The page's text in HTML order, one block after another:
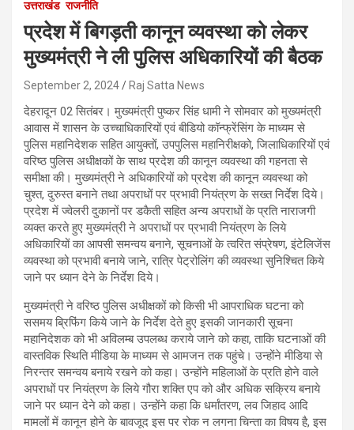
उत्तराखंड राजनीति
प्रदेश में बिगड़ती कानून व्यवस्था को लेकर
मुख्यमंत्री ने ली पुलिस अधिकारियों की बैठक
September 2, 2024 Raj Satta News
देहरादून 02 सितंबर। मुख्यमंत्री पुष्कर सिंह धामी ने सोमवार को मुख्यमंत्री
आवास में शासन के उच्चाधिकारियों एवं बीडियो कॉन्फ्रेंसिंग के माध्यम से
पुलिस महानिदेशक सहित आयुक्तों, उपपुलिस महानिरीक्षको, जिलाधिकारियों एवं
वरिष्ठ पुलिस अधीक्षकों के साथ प्रदेश की कानून व्यवस्था की गहनता से
समीक्षा की। मुख्यमंत्री ने अधिकारियों को प्रदेश की कानून व्यवस्था को
चुश्त, दुरुस्त बनाने तथा अपराधों पर प्रभावी नियंत्रण के सख्त निर्देश दिये।
प्रदेश में ज्वेलरी दुकानों पर डकैती सहित अन्य अपराधों के प्रति नाराजगी
व्यक्त करते हुए मुख्यमंत्री ने अपराधों पर प्रभावी नियंत्रण के लिये
अधिकारियों का आपसी समन्वय बनाने, सूचनाओं के त्वरित संप्रेषण, इंटेलिजेंस
व्यवस्था को प्रभावी बनाये जाने, रात्रि पेट्रोलिंग की व्यवस्था सुनिश्चित किये
जाने पर ध्यान देने के निर्देश दिये।
मुख्यमंत्री ने वरिष्ठ पुलिस अधीक्षकों को किसी भी आपराधिक घटना को
ससमय ब्रिफिंग किये जाने के निर्देश देते हुए इसकी जानकारी सूचना
महानिदेशक को भी अविलम्ब उपलब्ध कराये जाने को कहा, ताकि घटनाओं की
वास्तविक स्थिति मीडिया के माध्यम से आमजन तक पहुंचे। उन्होंने मीडिया से
निरन्तर समन्वय बनाये रखने को कहा। उन्होंने महिलाओं के प्रति होने वाले
अपराधों पर नियंत्रण के लिये गौरा शक्ति एप को और अधिक सक्रिय बनाये
जाने पर ध्यान देने को कहा। उन्होंने कहा कि धर्मांतरण, लव जिहाद आदि
मामलों में कानून होने के बावजूद इस पर रोक न लगना चिन्ता का विषय है, इस